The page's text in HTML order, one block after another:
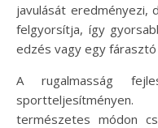
javulását eredményezi,
felgyorsítja, így
edzés vagy egy fárasztó
A rugalmasság
természetes módon